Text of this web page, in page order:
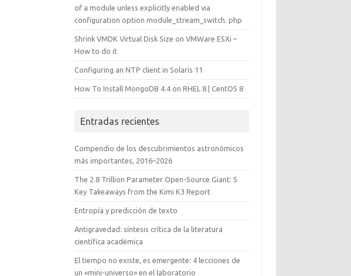
of a module unless explicitly enabled via
configuration option module_stream_switch. php
Shrink VMDK Virtual Disk Size on VMWare ESXi –
How to do it
Configuring an NTP client in Solaris 11
How To Install MongoDB 4.4 on RHEL 8 | CentOS 8
Entradas recientes
Compendio de los descubrimientos astronómicos
más importantes, 2016–2026
The 2.8 Trillion Parameter Open-Source Giant: 5
Key Takeaways from the Kimi K3 Report
Entropía y predicción de texto
Antigravedad: síntesis crítica de la literatura
científica académica
El tiempo no existe, es emergente: 4 lecciones de
un «mini-universo» en el laboratorio